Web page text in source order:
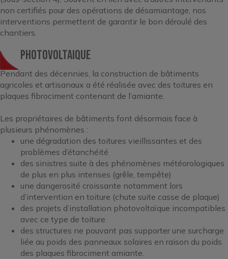
non certifiés pour des opérations de désamiantage, nos
interventions permettent de garantir le bon déroulé des
chantiers.
PHOTOVOLTAIQUE
Pendant des décennies, la construction de bâtiments
agricoles et artisanaux a été réalisée avec des toitures en
plaques fibrociment contenant de l’amiante.
Les propriétaires de bâtiments font désormais face à
plusieurs phénomènes :
une dégradation des toitures vieillissantes et des
problèmes d’étanchéité
des sinistres suite à des phénomènes météorologiques
de plus en plus intenses (grêle, tempête)
une dangerosité croissante notamment lors
d’intervention en toiture (chute suite casse de plaque)
des projets d’installation photovoltaïque incompatibles
avec ce type de toiture
des structures ne pouvant pas supporter une surcharge
liée au poids des panneaux solaires en raison du poids
des plaques fibrociment amiante.